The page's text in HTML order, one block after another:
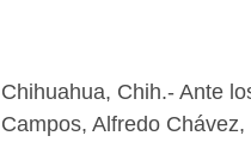
Chihuahua, Chih.- Ante
Campos, Alfredo